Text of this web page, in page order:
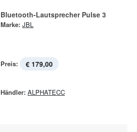
Bluetooth-Lautsprecher Pulse 3
Marke: JBL
Preis: € 179,00
Händler: ALPHATECC